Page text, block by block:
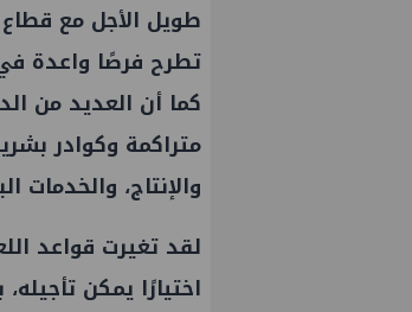
طويل الأجل مع قطاع
تطرح فرصًا واعدة في
كما أن العديد من
متراكمة وكوادر
والإنتاج، والخدمات
لقد تغيرت قواعد
اختيارًا يمكن